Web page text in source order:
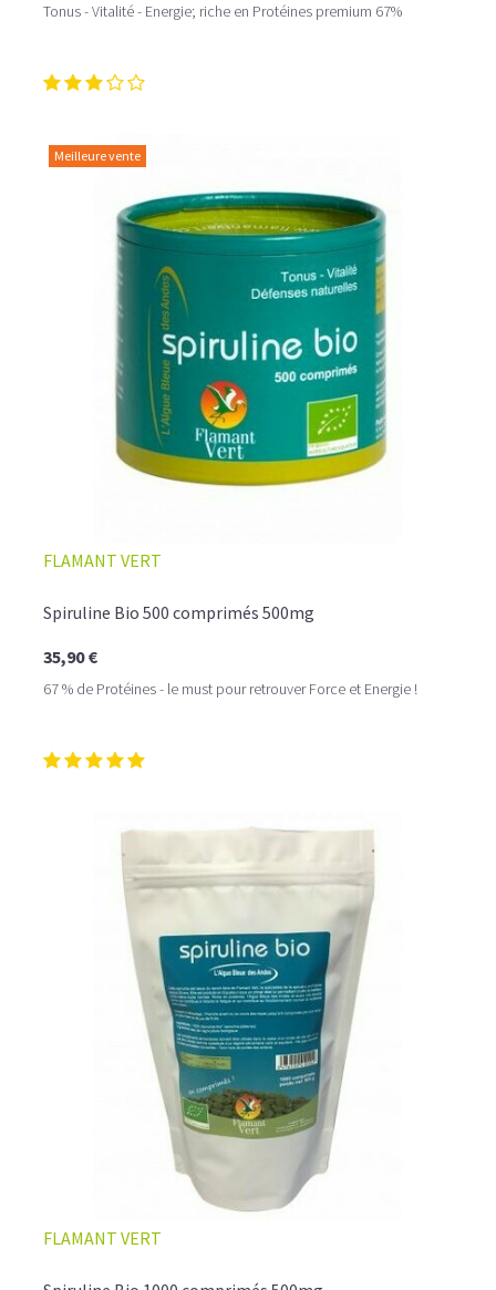
Tonus - Vitalité - Energie; riche en Protéines premium 67%
Meilleure vente
FLAMANT VERT
Spiruline Bio 500 comprimés 500mg
35,90 €
67 % de Protéines - le must pour retrouver Force et Energie !
FLAMANT VERT